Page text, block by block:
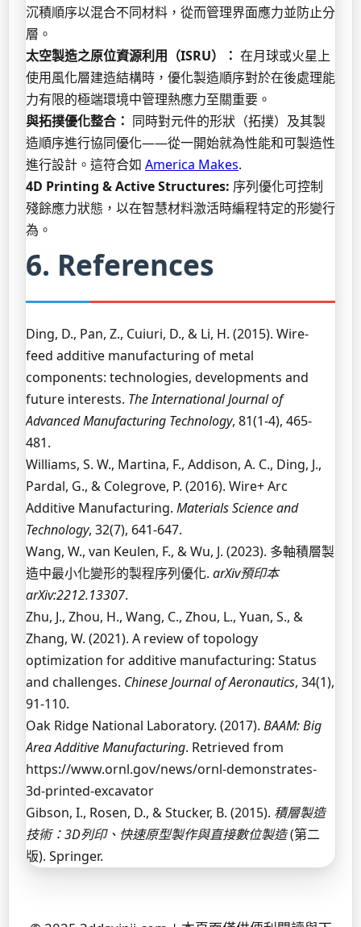
沉積順序以混合不同材料，從而管理界面應力並防止分
層。
太空製造之原位資源利用（ISRU）： 在月球或火星上
使用風化層建造結構時，優化製造順序對於在後處理能
力有限的極端環境中管理熱應力至關重要。
與拓撲優化整合： 同時對元件的形狀（拓撲）及其製
造順序進行協同優化——從一開始就為性能和可製造性
進行設計。這符合如 America Makes.
4D Printing & Active Structures: 序列優化可控制
殘餘應力狀態，以在智慧材料激活時編程特定的形變行
為。
6. References
Ding, D., Pan, Z., Cuiuri, D., & Li, H. (2015). Wire-
feed additive manufacturing of metal
components: technologies, developments and
future interests. The International Journal of
Advanced Manufacturing Technology, 81(1-4), 465-
481.
Williams, S. W., Martina, F., Addison, A. C., Ding, J.,
Pardal, G., & Colegrove, P. (2016). Wire+ Arc
Additive Manufacturing. Materials Science and
Technology, 32(7), 641-647.
Wang, W., van Keulen, F., & Wu, J. (2023). 多軸積層製
造中最小化變形的製程序列優化. arXiv預印本
arXiv:2212.13307.
Zhu, J., Zhou, H., Wang, C., Zhou, L., Yuan, S., &
Zhang, W. (2021). A review of topology
optimization for additive manufacturing: Status
and challenges. Chinese Journal of Aeronautics, 34(1),
91-110.
Oak Ridge National Laboratory. (2017). BAAM: Big
Area Additive Manufacturing. Retrieved from
https://www.ornl.gov/news/ornl-demonstrates-
3d-printed-excavator
Gibson, I., Rosen, D., & Stucker, B. (2015). 積層製造
技術：3D列印、快速原型製作與直接數位製造(第二
版). Springer.